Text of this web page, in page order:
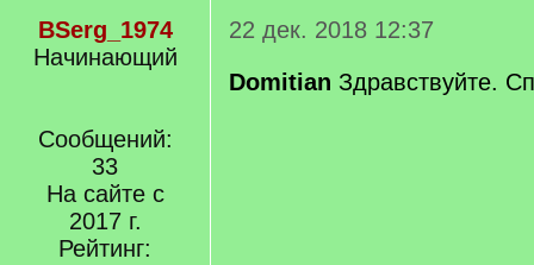
BSerg_1974
Начинающий
Сообщений:
33
На сайте с
2017 г.
Рейтинг:
22 дек. 2018 12:37
Domitian Здравствуйте.